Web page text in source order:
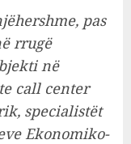
pas
rrugë
në
call center
specialistët
Ekonomiko-